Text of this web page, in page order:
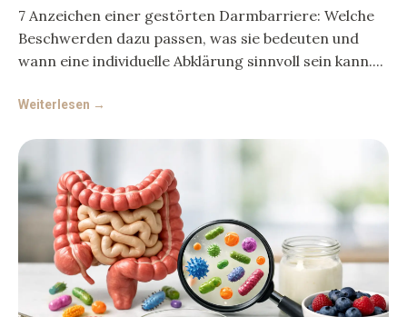
7 Anzeichen einer gestörten Darmbarriere: Welche
Beschwerden dazu passen, was sie bedeuten und
wann eine individuelle Abklärung sinnvoll sein kann.
Weiterlesen →